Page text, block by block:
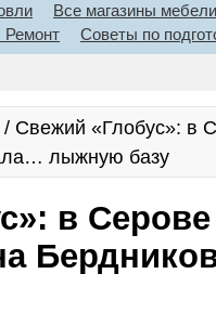
Все магазины мебели
Ремонт
Советы по
/ Свежий «Глобус»: в
лыжную базу
в